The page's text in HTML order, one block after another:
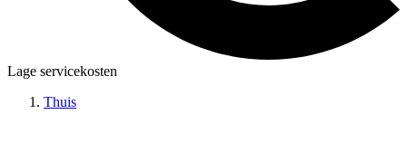
Lage servicekosten
Thuis